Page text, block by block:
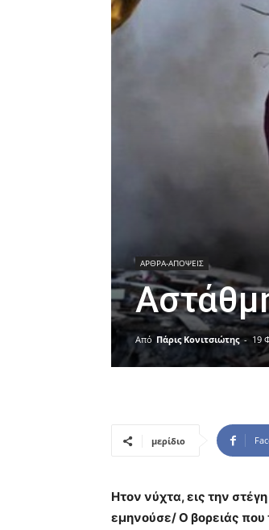
ΑΡΘΡΑ-ΑΠΟΨΕΙΣ
Από Πάρις Κονιτσιώτης - 19
μερίδιο
Ητον νύχτα, εις την
εμηνούσε/ Ο βορειάς που